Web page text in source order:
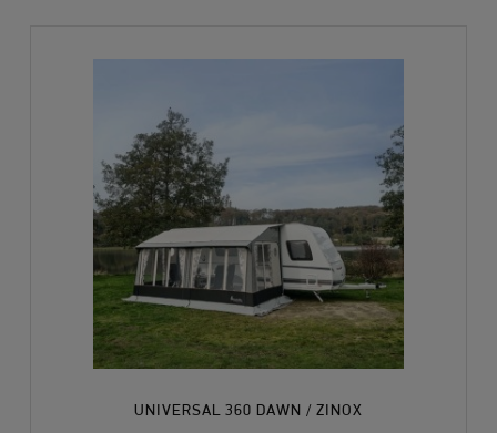
UNIVERSAL 360 DAWN / ZINOX